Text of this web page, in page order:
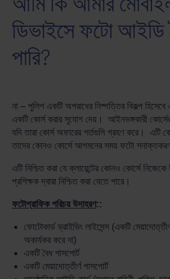
ডিভাইসে ফটো আইডি
পারি?
না – পুলিশ একটি অপরাধের নিষ্পত্তির বিকল্প
একটি কোর্স করার সুযোগ দেয়। আইনভঙ্গকারী
যদি তারা কোর্স অফারের শর্তগুলি গ্রহণ করে। এটি
তাদের কোনও কোর্সে আগমনের সময় ফটো
এটি নিশ্চিত করা যে ক্লায়েন্টের কোনও কোর্সে
প্রশিক্ষক দ্বারা নিশ্চিত করা যেতে পারে।
ফটোগ্রাফিক পরিচয় উদাহরণ::
ফোটোকার্ড ড্রাইভিং লাইসেন্স (একটি
অকার্যকর করে না)
একটি বৈধ পাসপোর্ট
একটি মেয়াদোত্তীর্ণ পাসপোর্ট